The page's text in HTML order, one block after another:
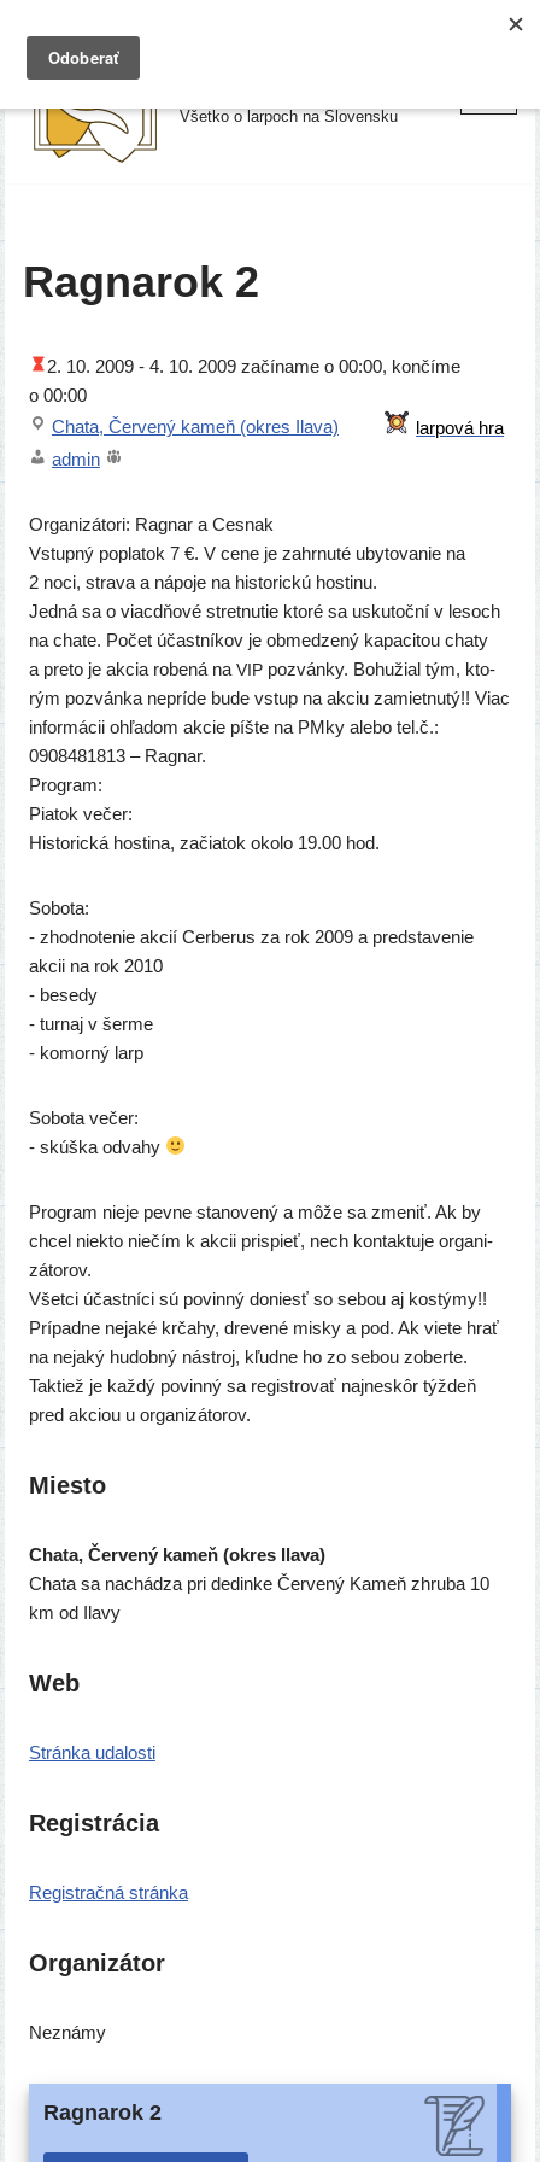
Preskočiť
Všetko o larpoch na Slovensku
Ragnarok 2
2. 10. 2009 -4. 10. 2009 začí­na­me o 00:00, kon­čí­me
o 00:00
Chata, Červený kameň (okres Ilava)
admin
Organizátori: Ragnar a Cesnak
Vstupný popla­tok 7 €. V cene je zahr­nu­té uby­to­va­nie na
2 noci, stra­va a nápo­je na his­to­ric­kú hos­ti­nu.
Jedná sa o viac­dňo­vé stret­nu­tie kto­ré sa usku­toč­ní v lesoch
na cha­te. Počet účast­ní­kov je obme­dze­ný kapa­ci­tou cha­ty
a pre­to je akcia robe­ná na VIPpozván­ky. Bohužial tým, kto­
rým pozván­ka neprí­de bude vstup na akciu zamiet­nu­tý!! Viac
infor­má­cii ohľa­dom akcie píš­te na PMky ale­bo tel.č.:
0908481813 – Ragnar.
Program:
Piatok večer:
Historická hos­ti­na, začia­tok oko­lo 19.00 hod.
Sobota:
- zhod­no­te­nie akcií Cerberus za rok 2009 a pred­sta­ve­nie
akcii na rok 2010
- bese­dy
- tur­naj v šer­me
- komor­ný larp
Sobota večer:
- skúš­ka odvahy
Program nie­je pev­ne sta­no­ve­ný a môže sa zme­niť. Ak by
chcel nie­kto nie­čím k akcii pris­pieť, nech kon­tak­tu­je orga­ni­
zá­to­rov.
Všetci účast­ní­ci sú povin­ný doniesť so sebou aj kos­tý­my!!
Prípadne neja­ké krča­hy, dre­ve­né mis­ky a pod. Ak vie­te hrať
na neja­ký hudob­ný nástroj, kľud­ne ho zo sebou zober­te.
Taktiež je kaž­dý povin­ný sa regis­tro­vať naj­ne­skôr týž­deň
pred akci­ou u organizátorov.
Miesto
Chata, Červený kameň (okres Ilava)
Chata sa nachá­dza pri dedin­ke Červený Kameň zhru­ba 10
km od Ilavy
Web
Stránka uda­los­ti
Registrácia
Registračná strán­ka
Organizátor
Neznámy
Ragnarok 2